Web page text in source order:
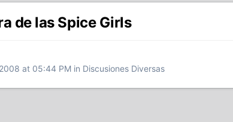
de las Spice Girls
at 05:44 PM in Discusiones Diversas